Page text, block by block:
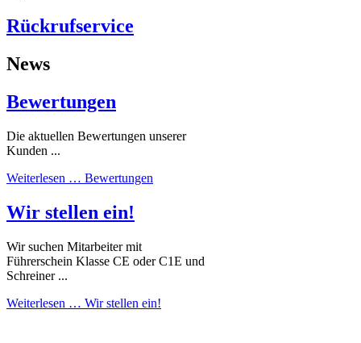
Rückrufservice
News
Bewertungen
Die aktuellen Bewertungen unserer
Kunden ...
Weiterlesen … Bewertungen
Wir stellen ein!
Wir suchen Mitarbeiter mit
Führerschein Klasse CE oder C1E und
Schreiner ...
Weiterlesen … Wir stellen ein!